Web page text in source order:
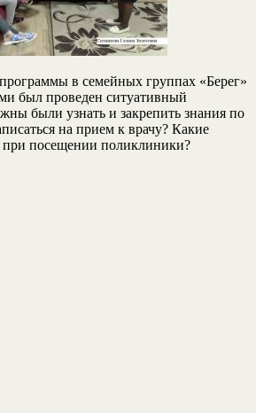
в семейных группах «Берег»
был проведен ситуативный
были узнать и закрепить знания по
на прием к врачу? Какие
при посещении поликлиники?